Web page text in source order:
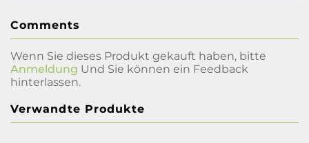
Comments
Wenn Sie dieses Produkt gekauft haben, bitte
Anmeldung Und Sie können ein Feedback
hinterlassen.
Verwandte Produkte